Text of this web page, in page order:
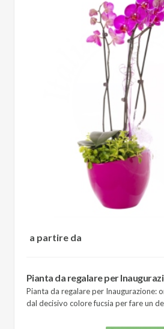
a partire da
Pianta da regalare per
Pianta da regalare per Inaugurazione:
dal decisivo colore fucsia per fare un